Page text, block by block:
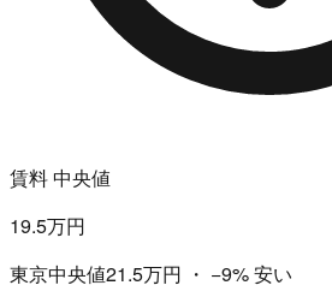
賃料 中央値
19.5万円
東京中央値21.5万円 ・ −9%安い